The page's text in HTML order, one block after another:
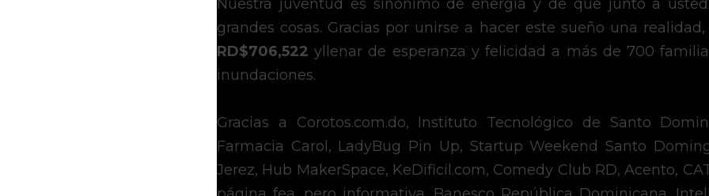
Nuestra juventud es sinónimo de energía y de que junto a
RD$706,522 yllenar de esperanza y felicidad a más de 700
inundaciones.
Gracias a Corotos.com.do, Instituto Tecnológico de Santo
Farmacia Carol, LadyBug Pin Up, Startup Weekend Santo
Jerez, Hub MakerSpace, KeDificil.com, Comedy Club RD, Acento,